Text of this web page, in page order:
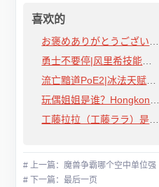
喜欢的
お褒めありがとうございます什么意思中文翻译
勇士不要停|风里希技能介绍攻略
流亡黯道PoE2|冰法天赋加点与技能搭配参考|冰法怎么玩
玩偶姐姐是谁？HongkongDoll视频在线观看
工藤拉拉（工藤ララ）是谁，工藤拉拉个人资料
# 上一篇：魔兽争霸哪个空中单位强
# 下一篇：最后一页